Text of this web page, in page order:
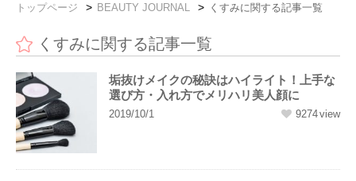
トップページ BEAUTY JOURNAL くすみに関する記事一覧
くすみに関する記事一覧
垢抜けメイクの秘訣はハイライト！上手な
選び方・入れ方でメリハリ美人顔に
2019/10/1 9274